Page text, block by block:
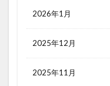
2026年1月
2025年12月
2025年11月